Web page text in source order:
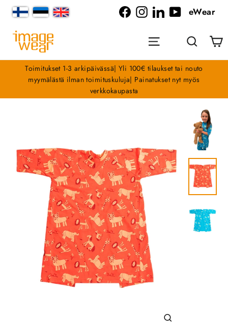
Siirry
sisältöön
eWear
Valikko Haku
Toimitukset 1-3 arkipäivässä| Yli 100€ tilaukset tai nouto
myymälästä ilman toimituskuluja| Painatukset nyt myös
verkkokaupasta